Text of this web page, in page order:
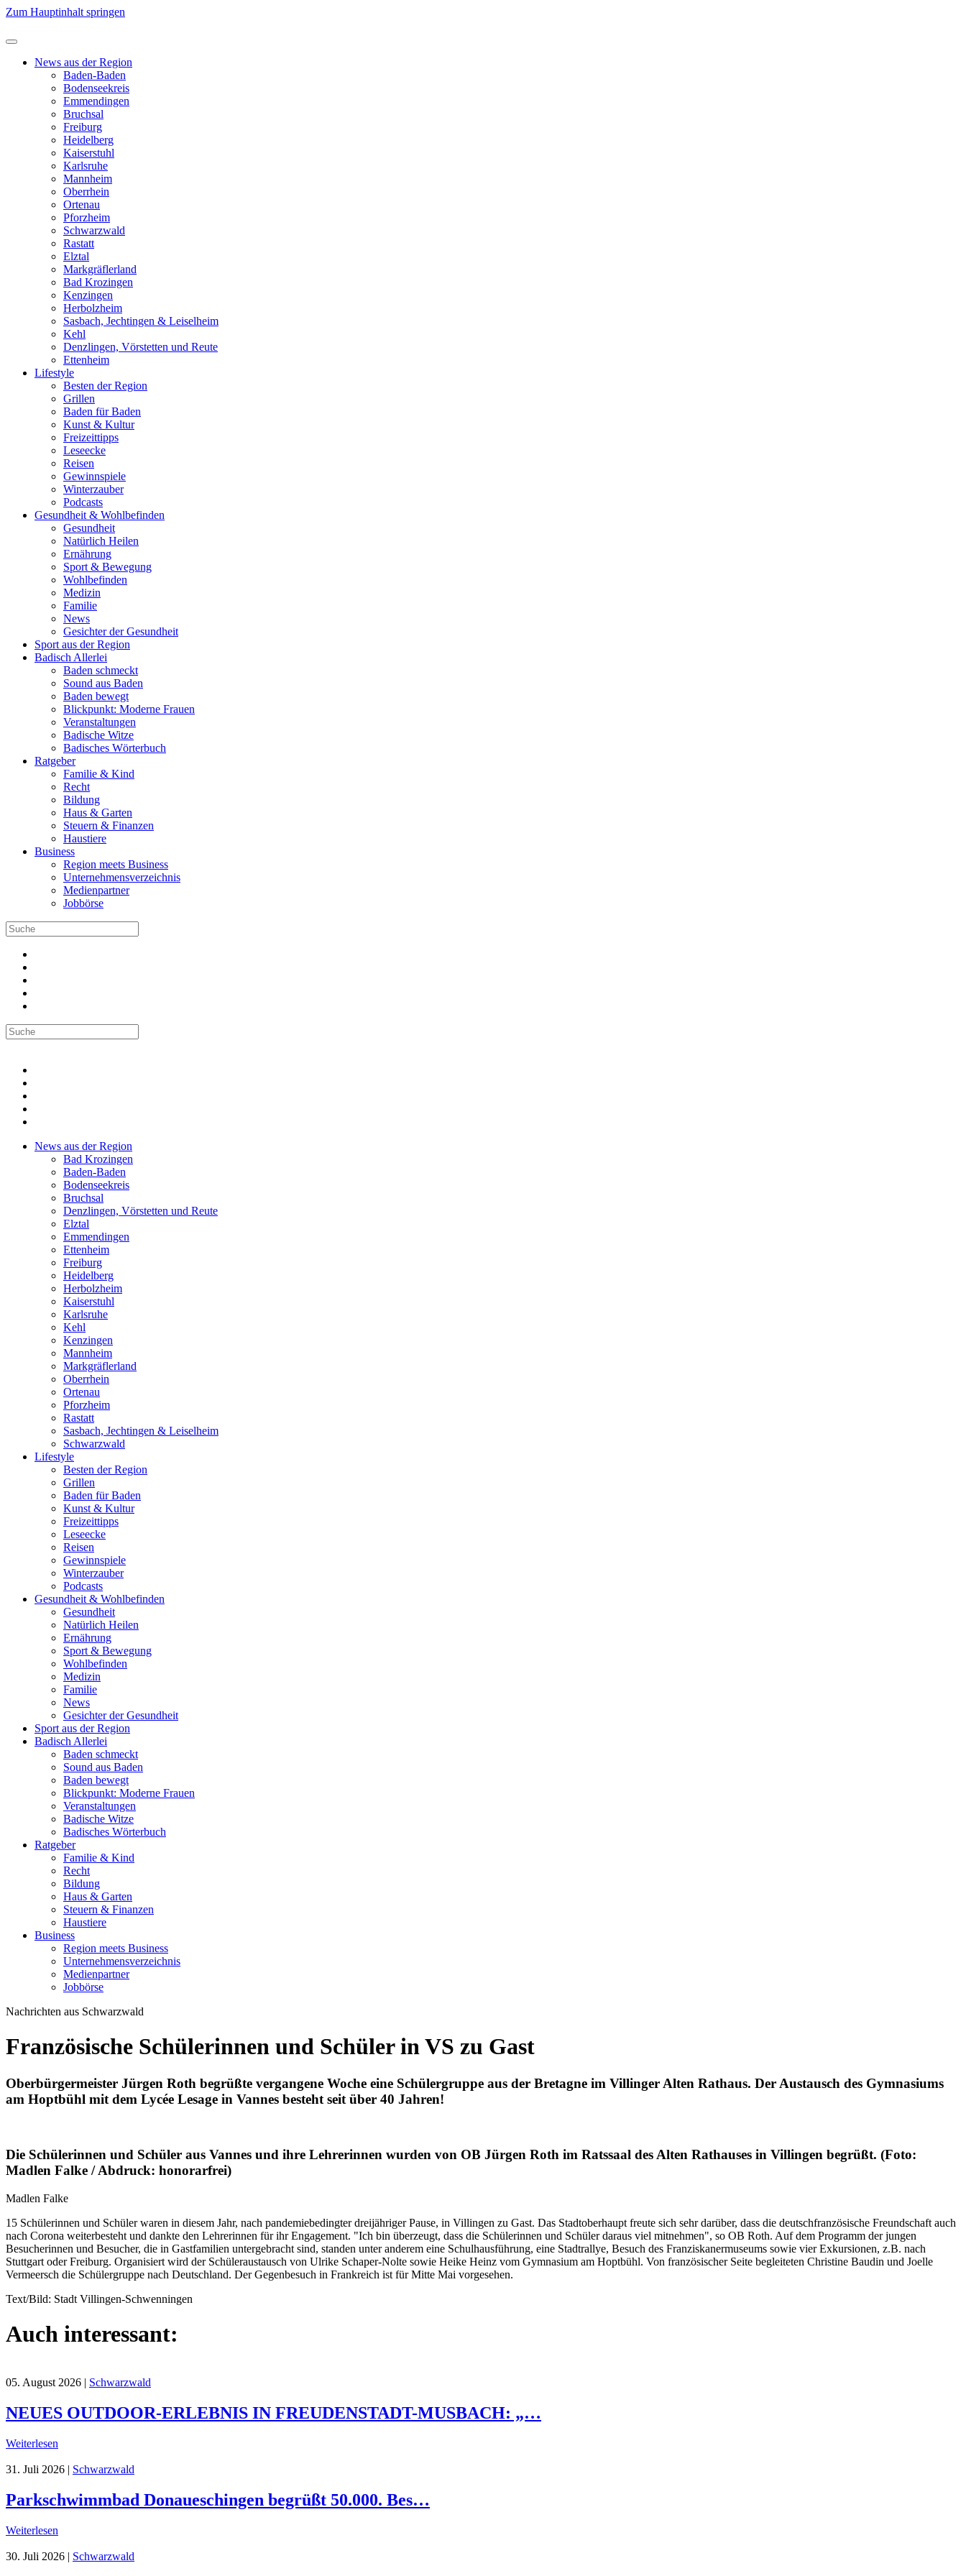
Zum Hauptinhalt springen
News aus der Region
Baden-Baden
Bodenseekreis
Emmendingen
Bruchsal
Freiburg
Heidelberg
Kaiserstuhl
Karlsruhe
Mannheim
Oberrhein
Ortenau
Pforzheim
Schwarzwald
Rastatt
Elztal
Markgräflerland
Bad Krozingen
Kenzingen
Herbolzheim
Sasbach, Jechtingen & Leiselheim
Kehl
Denzlingen, Vörstetten und Reute
Ettenheim
Lifestyle
Besten der Region
Grillen
Baden für Baden
Kunst & Kultur
Freizeittipps
Leseecke
Reisen
Gewinnspiele
Winterzauber
Podcasts
Gesundheit & Wohlbefinden
Gesundheit
Natürlich Heilen
Ernährung
Sport & Bewegung
Wohlbefinden
Medizin
Familie
News
Gesichter der Gesundheit
Sport aus der Region
Badisch Allerlei
Baden schmeckt
Sound aus Baden
Baden bewegt
Blickpunkt: Moderne Frauen
Veranstaltungen
Badische Witze
Badisches Wörterbuch
Ratgeber
Familie & Kind
Recht
Bildung
Haus & Garten
Steuern & Finanzen
Haustiere
Business
Region meets Business
Unternehmensverzeichnis
Medienpartner
Jobbörse
News aus der Region
Bad Krozingen
Baden-Baden
Bodenseekreis
Bruchsal
Denzlingen, Vörstetten und Reute
Elztal
Emmendingen
Ettenheim
Freiburg
Heidelberg
Herbolzheim
Kaiserstuhl
Karlsruhe
Kehl
Kenzingen
Mannheim
Markgräflerland
Oberrhein
Ortenau
Pforzheim
Rastatt
Sasbach, Jechtingen & Leiselheim
Schwarzwald
Lifestyle
Besten der Region
Grillen
Baden für Baden
Kunst & Kultur
Freizeittipps
Leseecke
Reisen
Gewinnspiele
Winterzauber
Podcasts
Gesundheit & Wohlbefinden
Gesundheit
Natürlich Heilen
Ernährung
Sport & Bewegung
Wohlbefinden
Medizin
Familie
News
Gesichter der Gesundheit
Sport aus der Region
Badisch Allerlei
Baden schmeckt
Sound aus Baden
Baden bewegt
Blickpunkt: Moderne Frauen
Veranstaltungen
Badische Witze
Badisches Wörterbuch
Ratgeber
Familie & Kind
Recht
Bildung
Haus & Garten
Steuern & Finanzen
Haustiere
Business
Region meets Business
Unternehmensverzeichnis
Medienpartner
Jobbörse
Nachrichten aus Schwarzwald
Französische Schülerinnen und Schüler in VS zu Gast
Oberbürgermeister Jürgen Roth begrüßte vergangene Woche eine Schülergruppe aus der Bretagne im Villinger Alten Rathaus. Der Austausch des Gymnasiums
am Hoptbühl mit dem Lycée Lesage in Vannes besteht seit über 40 Jahren!
Die Schülerinnen und Schüler aus Vannes und ihre Lehrerinnen wurden von OB Jürgen Roth im Ratssaal des Alten Rathauses in Villingen begrüßt. (Foto:
Madlen Falke / Abdruck: honorarfrei)
Madlen Falke
15 Schülerinnen und Schüler waren in diesem Jahr, nach pandemiebedingter dreijähriger Pause, in Villingen zu Gast. Das Stadtoberhaupt freute sich sehr darüber, dass die deutschfranzösische Freundschaft auch
nach Corona weiterbesteht und dankte den Lehrerinnen für ihr Engagement. "Ich bin überzeugt, dass die Schülerinnen und Schüler daraus viel mitnehmen", so OB Roth. Auf dem Programm der jungen
Besucherinnen und Besucher, die in Gastfamilien untergebracht sind, standen unter anderem eine Schulhausführung, eine Stadtrallye, Besuch des Franziskanermuseums sowie vier Exkursionen, z.B. nach
Stuttgart oder Freiburg. Organisiert wird der Schüleraustausch von Ulrike Schaper-Nolte sowie Heike Heinz vom Gymnasium am Hoptbühl. Von französischer Seite begleiteten Christine Baudin und Joelle
Vermeersch die Schülergruppe nach Deutschland. Der Gegenbesuch in Frankreich ist für Mitte Mai vorgesehen.
Text/Bild: Stadt Villingen-Schwenningen
Auch interessant:
05. August 2026 | Schwarzwald
NEUES OUTDOOR-ERLEBNIS IN FREUDENSTADT-MUSBACH: „…
Weiterlesen
31. Juli 2026 | Schwarzwald
Parkschwimmbad Donaueschingen begrüßt 50.000. Bes…
Weiterlesen
30. Juli 2026 | Schwarzwald